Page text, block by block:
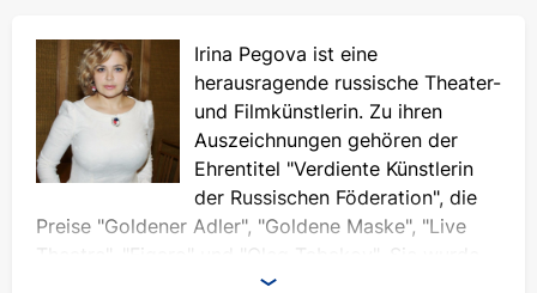
Irina Pegova ist eine
herausragende russische Theater-
und Filmkünstlerin. Zu ihren
Auszeichnungen gehören der
Ehrentitel "Verdiente Künstlerin
der Russischen Föderation", die
Preise "Goldener Adler", "Goldene Maske", "Live
Theatre", "Figaro" und "Oleg Tabakov". Sie wurde
mehr als einmal mit den Titeln "Beste